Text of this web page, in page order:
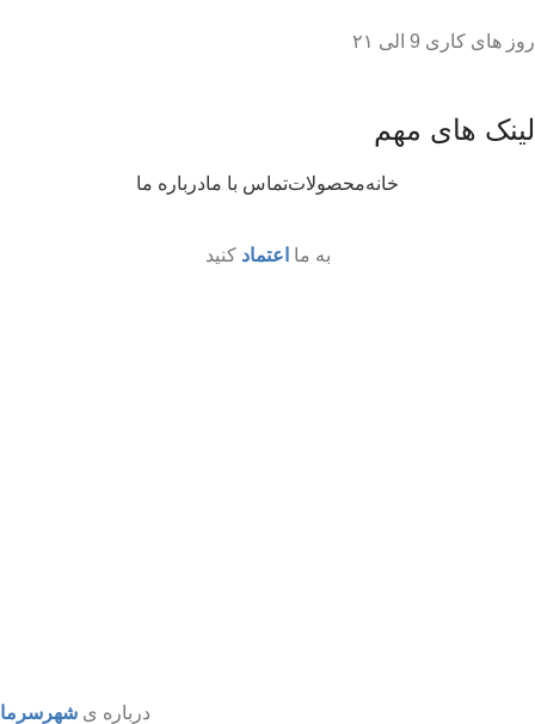
روز های کاری 9 الی ۲۱
لینک های مهم
خانهمحصولاتتماس با مادرباره ما
درباره ی شهرسرما
به ما اعتماد کنید